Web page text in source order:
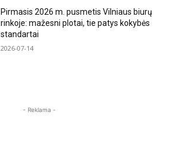
Pirmasis 2026 m. pusmetis Vilniaus biurų
rinkoje: mažesni plotai, tie patys kokybės
standartai
2026-07-14
- Reklama -